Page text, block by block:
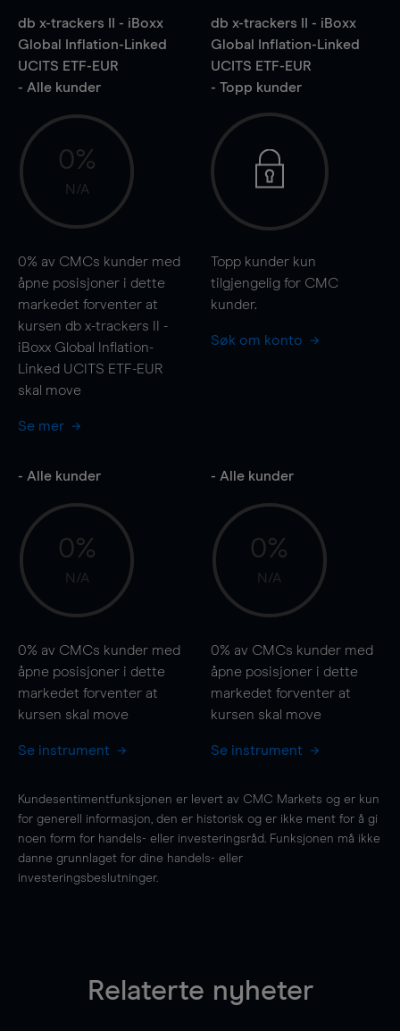
db x-trackers II - iBoxx
Global Inflation-Linked
UCITS ETF-EUR
- Alle kunder
0%
N/A
0% av CMCs kunder med
åpne posisjoner i dette
markedet forventer at
kursen db x-trackers II -
iBoxx Global Inflation-
Linked UCITS ETF-EUR
skal move
Se mer
db x-trackers II - iBoxx
Global Inflation-Linked
UCITS ETF-EUR
- Topp kunder
Topp kunder kun
tilgjengelig for CMC
kunder.
Søk om konto
- Alle kunder
0%
N/A
0% av CMCs kunder med
åpne posisjoner i dette
markedet forventer at
kursen skal move
Se instrument
- Alle kunder
0%
N/A
0% av CMCs kunder med
åpne posisjoner i dette
markedet forventer at
kursen skal move
Se instrument
Kundesentimentfunksjonen er levert av CMC Markets og er kun
for generell informasjon, den er historisk og er ikke ment for å gi
noen form for handels- eller investeringsråd. Funksjonen må ikke
danne grunnlaget for dine handels- eller
investeringsbeslutninger.
Relaterte nyheter